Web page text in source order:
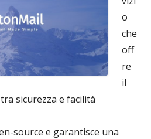
o
che
off
re
il
sicurezza e facilità
source e garantisce una